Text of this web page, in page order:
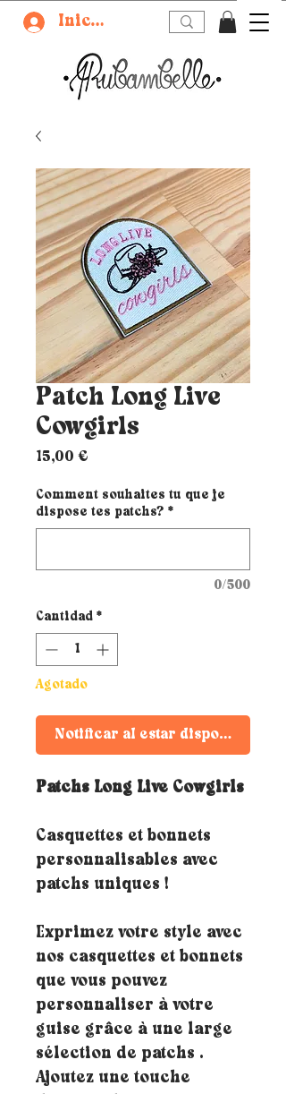
Iniciar sesión
Patch Long Live
Cowgirls
15,00 €
Comment souhaites tu que je
dispose tes patchs? *
0/500
Cantidad *
Agotado
Notificar al estar disponible
Patchs Long Live Cowgirls
Casquettes et bonnets
personnalisables avec
patchs uniques !
Exprimez votre style avec
nos casquettes et bonnets
que vous pouvez
personnaliser à votre
guise grâce à une large
sélection de patchs .
Ajoutez une touche